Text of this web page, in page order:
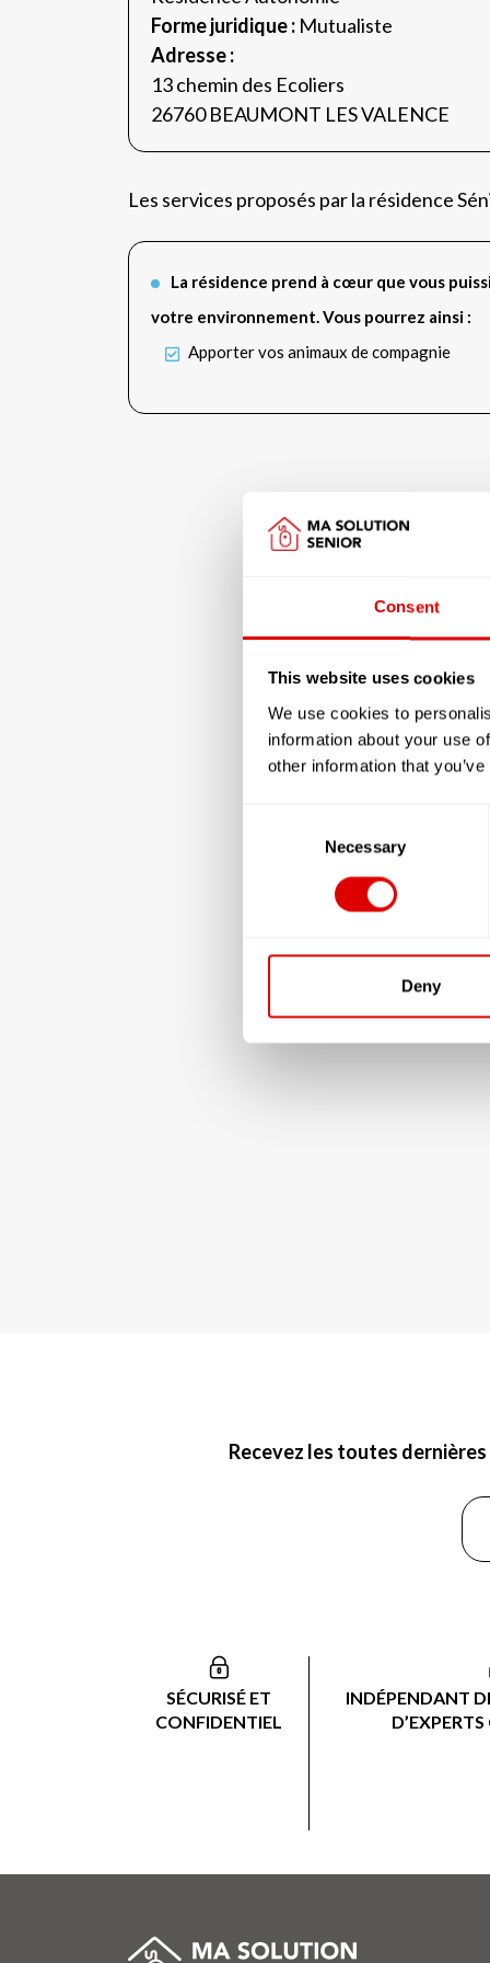
Consent
This website uses cookies
We use cookies to
information about your use
other information that
Necessary
Deny
Forme juridique : Mutualiste
Adresse :
13 chemin des Ecoliers
26760 BEAUMONT LES VALENCE
Les services proposés par la résidence
La résidence prend à cœur que vous
votre environnement. Vous pourrez ainsi :
Apporter vos animaux de compagnie
Recevez les toutes
SÉCURISÉ ET
CONFIDENTIEL
INDÉPENDANT